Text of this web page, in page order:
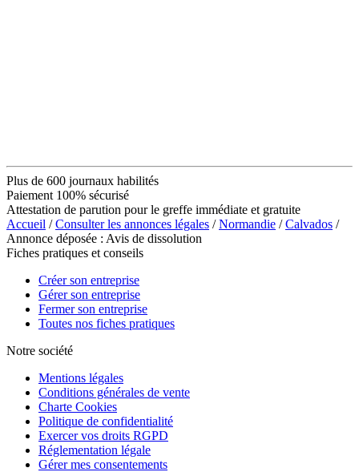
Plus de 600 journaux habilités
Paiement 100% sécurisé
Attestation de parution pour le greffe immédiate et gratuite
Accueil /Consulter les annonces légales /Normandie /Calvados /
Annonce déposée : Avis de dissolution
Fiches pratiques et conseils
Créer son entreprise
Gérer son entreprise
Fermer son entreprise
Toutes nos fiches pratiques
Notre société
Mentions légales
Conditions générales de vente
Charte Cookies
Politique de confidentialité
Exercer vos droits RGPD
Réglementation légale
Gérer mes consentements